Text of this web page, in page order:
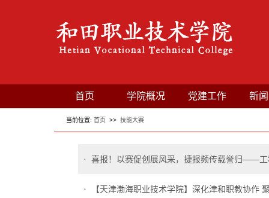
首页 学院概况 党建工作 新
当前位置: 首页 >> 技能大赛
喜报！以赛促创展风采，捷报频传载誉归——
【天津渤海职业技术学院】深化津和职教协